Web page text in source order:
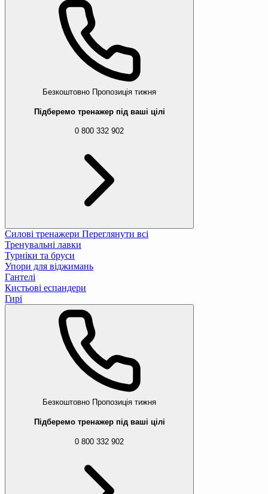
Безкоштовно Пропозиція тижня
Підберемо тренажер під ваші цілі
0 800 332 902
Силові тренажери Переглянути всі
Тренувальні лавки
Турніки та бруси
Упори для віджимань
Гантелі
Кистьові еспандери
Гирі
Безкоштовно Пропозиція тижня
Підберемо тренажер під ваші цілі
0 800 332 902